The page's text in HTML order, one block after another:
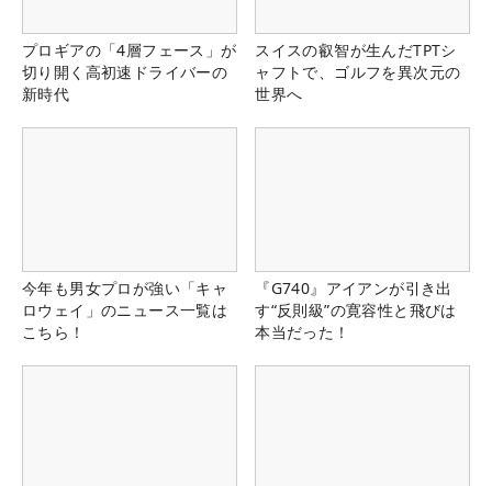
プロギアの「4層フェース」が
切り開く高初速ドライバーの
新時代
スイスの叡智が生んだTPTシ
ャフトで、ゴルフを異次元の
世界へ
今年も男女プロが強い「キャ
ロウェイ」のニュース一覧は
こちら！
『G740』アイアンが引き出
す“反則級”の寛容性と飛びは
本当だった！